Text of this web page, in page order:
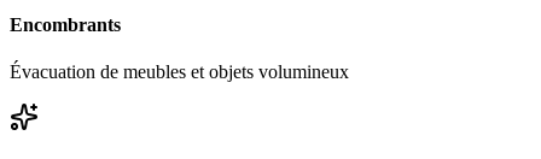
Encombrants
Évacuation de meubles et objets volumineux